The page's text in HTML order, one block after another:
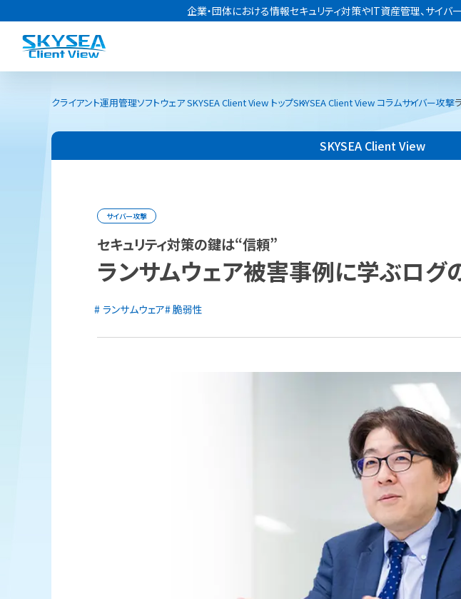
企業・団体における情報セキュリティ対策やIT資産管理、サイ
クライアント運用管理ソフトウェア SKYSEA Client View トップSKYSEA Client View コラムサイバー攻撃
SKYSEA Client View
サイバー攻撃
セキュリティ対策の鍵は“信頼”
ランサムウェア被害事例に学ぶログ
ランサムウェア 脆弱性